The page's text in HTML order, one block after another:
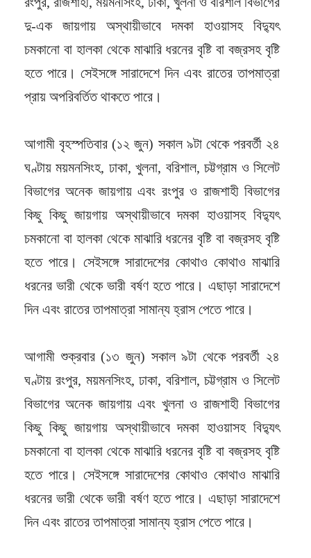
দু-এক জায়গায় অস্থায়ীভাবে দমকা হাওয়াসহ বিদ্যুৎ
চমকানো বা হালকা থেকে মাঝারি ধরনের বৃষ্টি বা বজ্রসহ বৃষ্টি
হতে পারে। সেইসঙ্গে সারাদেশে দিন এবং রাতের তাপমাত্রা
প্রায় অপরিবর্তিত থাকতে পারে।
আগামী বৃহস্পতিবার (১২ জুন) সকাল ৯টা থেকে পরবর্তী ২৪
ঘণ্টায় ময়মনসিংহ, ঢাকা, খুলনা, বরিশাল, চট্টগ্রাম ও সিলেট
বিভাগের অনেক জায়গায় এবং রংপুর ও রাজশাহী বিভাগের
কিছু কিছু জায়গায় অস্থায়ীভাবে দমকা হাওয়াসহ বিদ্যুৎ
চমকানো বা হালকা থেকে মাঝারি ধরনের বৃষ্টি বা বজ্রসহ বৃষ্টি
হতে পারে। সেইসঙ্গে সারাদেশের কোথাও কোথাও মাঝারি
ধরনের ভারী থেকে ভারী বর্ষণ হতে পারে। এছাড়া সারাদেশে
দিন এবং রাতের তাপমাত্রা সামান্য হ্রাস পেতে পারে।
আগামী শুক্রবার (১৩ জুন) সকাল ৯টা থেকে পরবর্তী ২৪
ঘণ্টায় রংপুর, ময়মনসিংহ, ঢাকা, বরিশাল, চট্টগ্রাম ও সিলেট
বিভাগের অনেক জায়গায় এবং খুলনা ও রাজশাহী বিভাগের
কিছু কিছু জায়গায় অস্থায়ীভাবে দমকা হাওয়াসহ বিদ্যুৎ
চমকানো বা হালকা থেকে মাঝারি ধরনের বৃষ্টি বা বজ্রসহ বৃষ্টি
হতে পারে। সেইসঙ্গে সারাদেশের কোথাও কোথাও মাঝারি
ধরনের ভারী থেকে ভারী বর্ষণ হতে পারে। এছাড়া সারাদেশে
দিন এবং রাতের তাপমাত্রা সামান্য হ্রাস পেতে পারে।